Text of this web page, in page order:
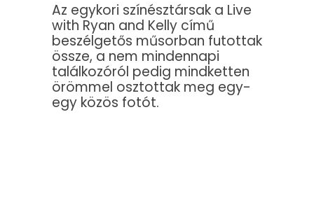
Az egykori színésztársak a Live
with Ryan and Kelly című
beszélgetős műsorban futottak
össze, a nem mindennapi
találkozóról pedig mindketten
örömmel osztottak meg egy-
egy közös fotót.